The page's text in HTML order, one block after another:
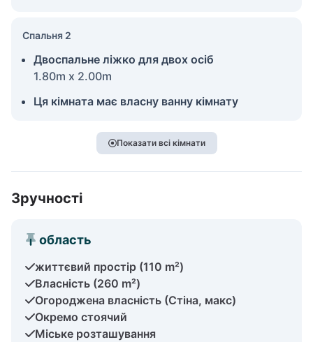
Спальня 2
Двоспальне ліжко для двох осіб
1.80m x 2.00m
Ця кімната має власну ванну кімнату
Показати всі кімнати
Зручності
область
життєвий простір (110 m²)
Власність (260 m²)
Огороджена власність (Стіна, макс)
Окремо стоячий
Міське розташування